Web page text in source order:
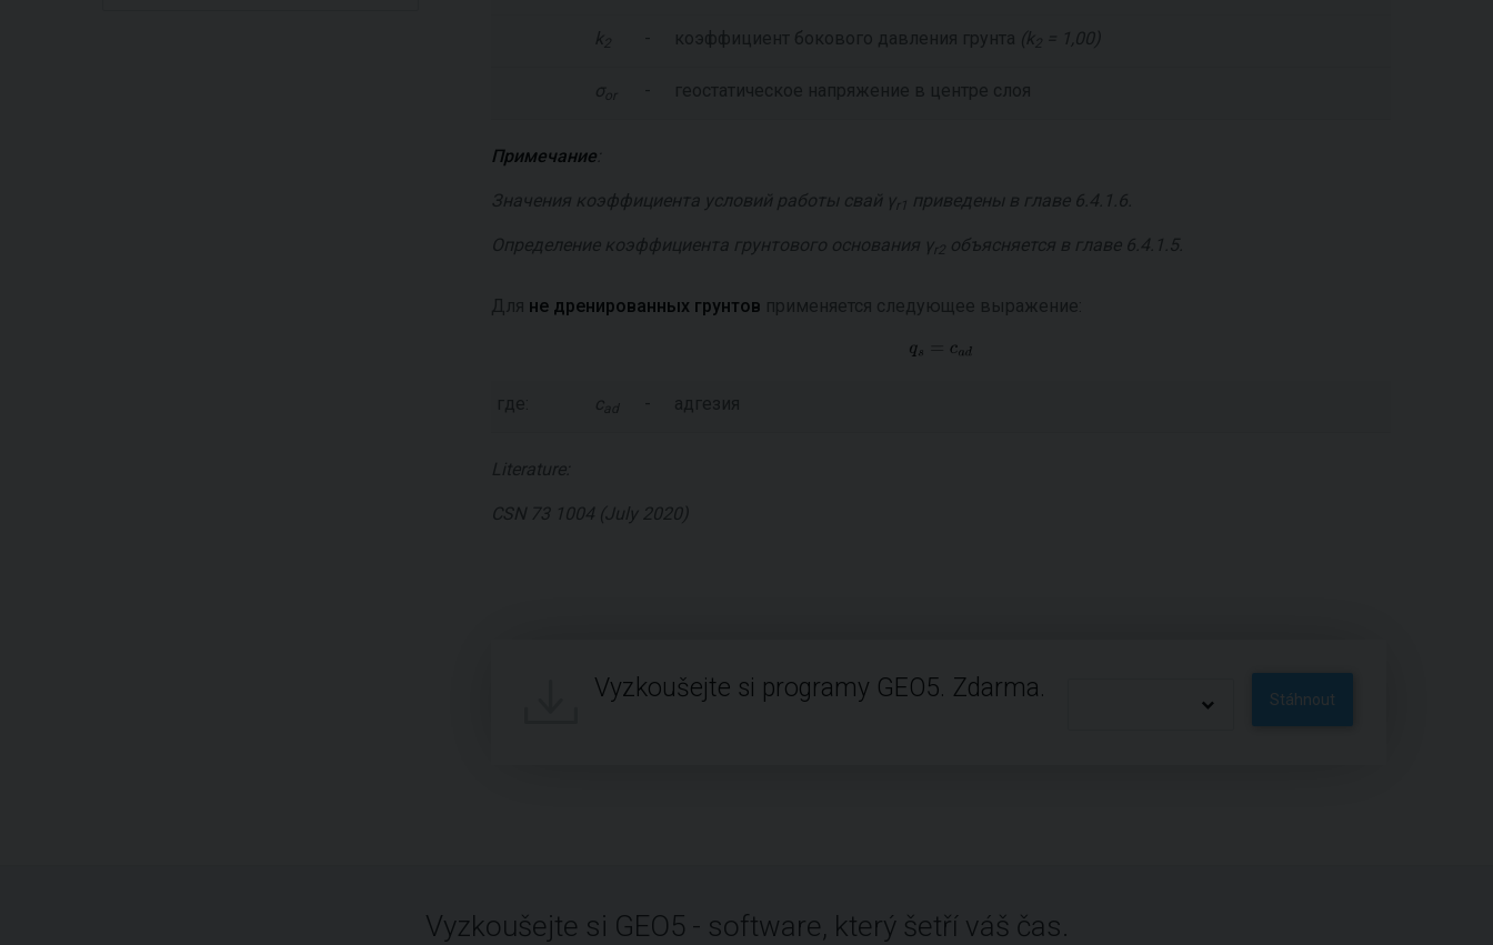
k2 - коэффициент бокового давления грунта (k2 = 1,00)
σ or - геостатическое напряжение в центре слоя
Примечание:
Значения коэффициента условий работы свай γr1 приведены в главе 6.4.1.6.
Определение коэффициента грунтового основания γr2 объясняется в главе 6.4.1.5.
Для не дренированных грунтов применяется следующее выражение:
где: c ad - адгезия
Literature:
CSN 73 1004 (July 2020)
Vyzkoušejte si programy GEO5. Zdarma. Stáhnout
Vyzkoušejte si GEO5 - software, který šetří váš čas.